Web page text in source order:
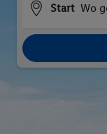
Start Wo